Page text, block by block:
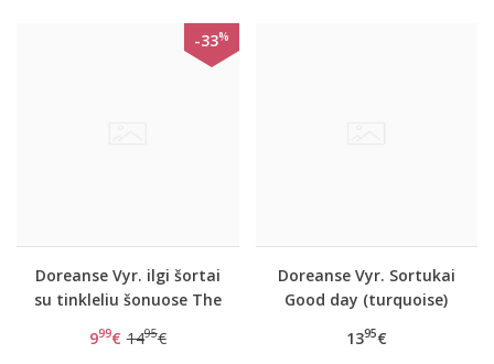
-33%
Doreanse Vyr. ilgi šortai
su tinkleliu šonuose The
999€ 1495€
Doreanse Vyr. Sortukai
Good day (turquoise)
1395€